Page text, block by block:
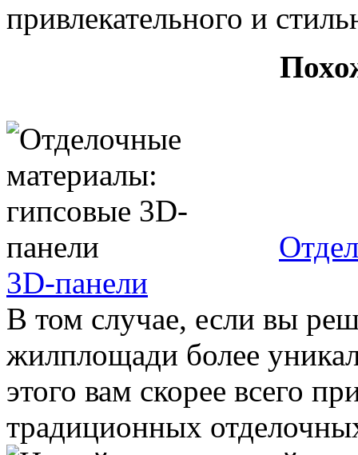
привлекательного и
3D-панели
В том случае, если вы
жилплощади более
этого вам скорее всего
традиционных